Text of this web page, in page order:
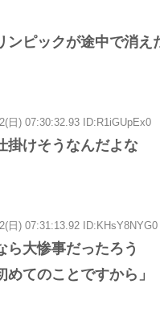
ンピックが途中で消
日) 07:30:32.93 ID:R1iGUpEx0
掛けそうなんだよな
日) 07:31:13.92 ID:KHsY8NYG0
ら大惨事だったろう
めてのことですから」